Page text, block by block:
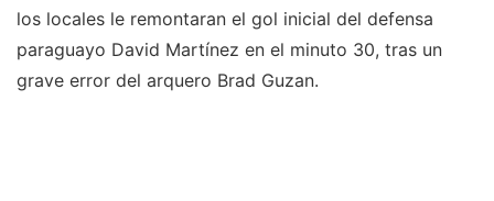
los locales le remontaran el gol inicial del defensa
paraguayo David Martínez en el minuto 30, tras un
grave error del arquero Brad Guzan.